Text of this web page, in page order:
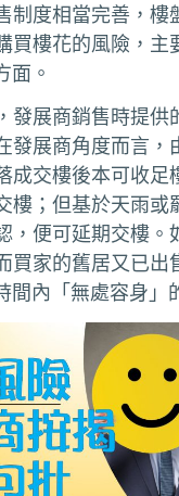
制度相當完善，樓
買樓花的風險，主
面。
發展商銷售時提供
發展商角度而言，
成交樓後本可收足
樓；但基於天雨或
，便可延期交樓。
買家的舊居又已出
間內「無處容身」